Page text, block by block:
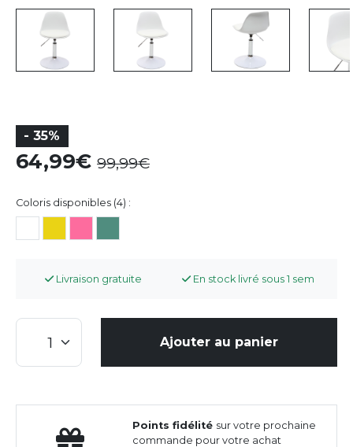
- 35%
64,99 99,99
Coloris disponibles (4) :
Livraison gratuite En stock livré sous 1 sem
Ajouter au panier
Points fidélité sur votre prochaine
commande pour votre achat